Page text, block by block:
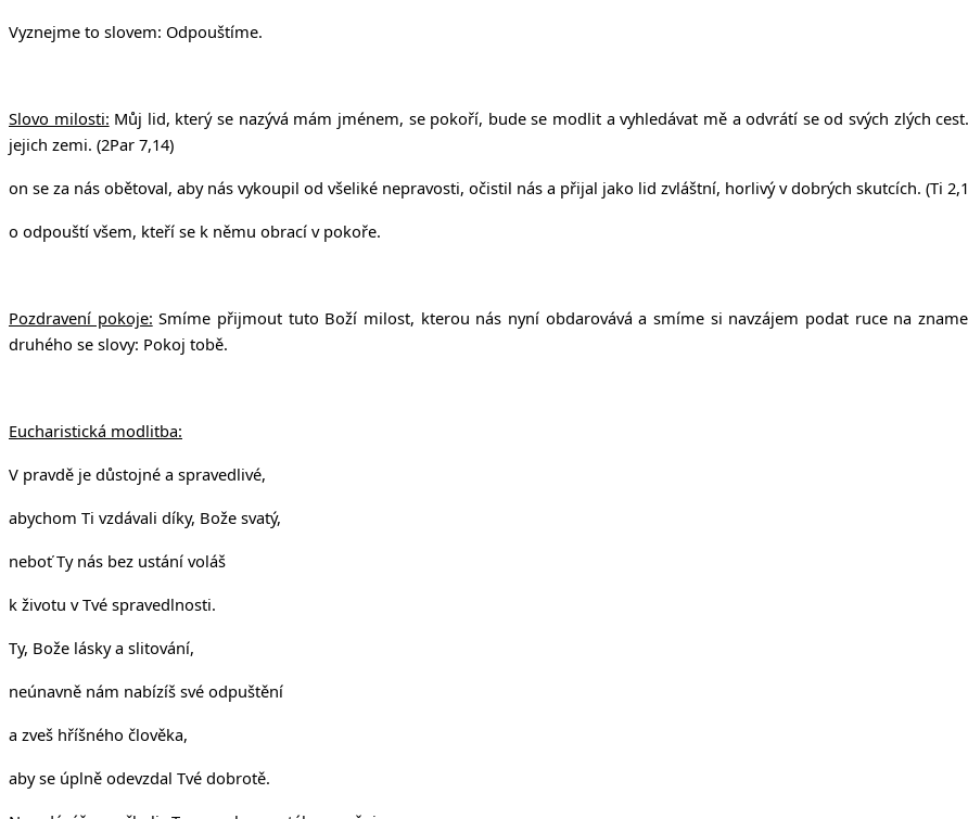
Vyznejme to slovem: Odpouštíme.
Slovo milosti: Můj lid, který se nazývá mám jménem, se pokoří, bude se modlit a vyhledávat mě a odvrátí se od svých zlých
jejich zemi. (2Par 7,14)
on se za nás obětoval, aby nás vykoupil od všeliké nepravosti, očistil nás a přijal jako lid zvláštní, horlivý v dobrých skutcích. (Ti
o odpouští všem, kteří se k němu obrací v pokoře.
Pozdravení pokoje: Smíme přijmout tuto Boží milost, kterou nás nyní obdarovává a smíme si navzájem podat ruce na
druhého se slovy: Pokoj tobě.
Eucharistická modlitba:
V pravdě je důstojné a spravedlivé,
abychom Ti vzdávali díky, Bože svatý,
neboť Ty nás bez ustání voláš
k životu v Tvé spravedlnosti.
Ty, Bože lásky a slitování,
neúnavně nám nabízíš své odpuštění
a zveš hříšného člověka,
aby se úplně odevzdal Tvé dobrotě.